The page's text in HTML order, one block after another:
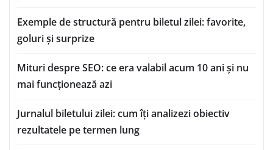
Exemple de structură pentru biletul zilei: favorite,
goluri și surprize
Mituri despre SEO: ce era valabil acum 10 ani și nu
mai funcționează azi
Jurnalul biletului zilei: cum îți analizezi obiectiv
rezultatele pe termen lung